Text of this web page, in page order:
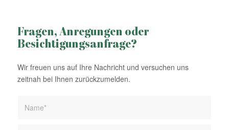
Fragen, Anregungen oder
Besichtigungsanfrage?
Wir freuen uns auf Ihre Nachricht und versuchen uns
zeitnah bei Ihnen zurückzumelden.